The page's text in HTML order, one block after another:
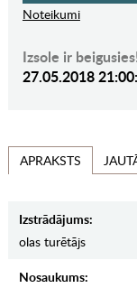
Noteikumi
Izsole ir
27.05.2018
APRAKSTS
Izstrādājums:
olas turētājs
Nosaukums: